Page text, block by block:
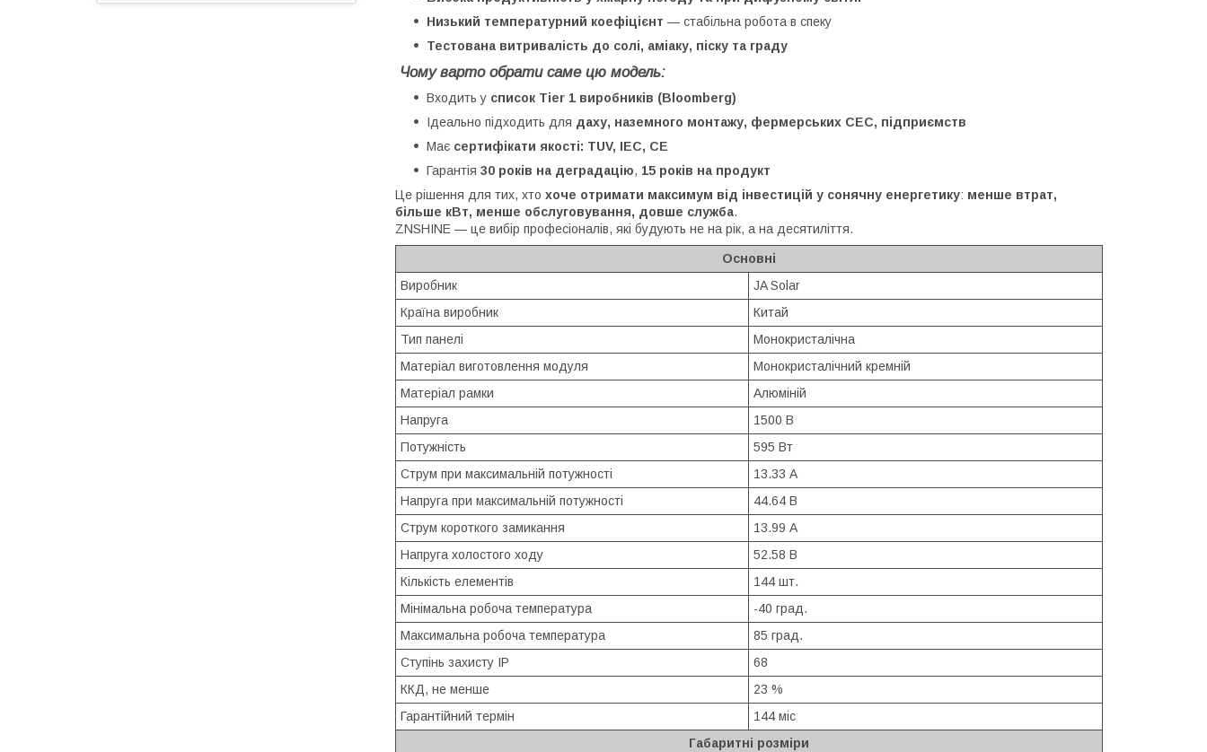
Низький температурний коефіцієнт — стабільна робота в спеку
Тестована витривалість до солі, аміаку, піску та граду
Чому варто обрати саме цю модель:
Входить у список Tier 1 виробників (Bloomberg)
Ідеально підходить для даху, наземного монтажу, фермерських СЕС, підприємств
Має сертифікати якості: TUV, IEC, CE
Гарантія 30 років на деградацію, 15 років на продукт
Це рішення для тих, хто хоче отримати максимум від інвестицій у сонячну енергетику: менше втрат,
більше кВт, менше обслуговування, довше служба.
ZNSHINE — це вибір професіоналів, які будують не на рік, а на десятиліття.
Основні
Виробник
JA Solar
Країна виробник
Китай
Тип панелі
Монокристалічна
Матеріал виготовлення модуля
Монокристалічний кремній
Матеріал рамки
Алюміній
Напруга
1500 В
Потужність
595 Вт
Струм при максимальній потужності
13.33 А
Напруга при максимальній потужності
44.64 В
Струм короткого замикання
13.99 А
Напруга холостого ходу
52.58 В
Кількість елементів
144 шт.
Мінімальна робоча температура
-40 град.
Максимальна робоча температура
85 град.
Ступінь захисту IP
68
ККД, не менше
23 %
Гарантійний термін
144 міс
Габаритні розміри